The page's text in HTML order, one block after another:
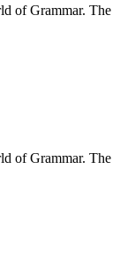
of Grammar. The
of Grammar. The